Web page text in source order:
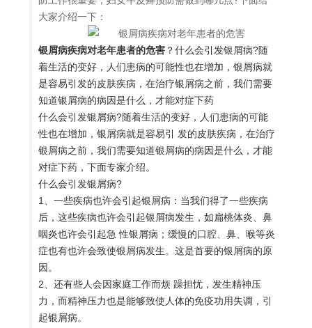
大家介绍一下：
银屑病疾病对老年患者的危害 ？什么会引发银屑病?随
着生活的变好，人们患病的可能性也在增加，银屑病就
是容易引发的皮肤疾病，在治疗银屑病之前，我们需要
知道银屑病的病因是什么，才能对症下药
什么会引发银屑病?随着生活的变好，人们患病的可能
性也在增加，银屑病就是容易引 发的皮肤疾病，在治疗
银屑病之前，我们需要知道银屑病的病因是什么，才能
对症下药，下面专家介绍。
什么会引发银屑病?
1、一些疾病也许会引起银屑病：当我们得了一些疾病
后，这些疾病也许会引起银屑病发生，如扁桃体炎、鼻
咽炎也许会引起急 性银屑病；缓慢的口腔、鼻、喉等炎
症也有也许会致使银屑病发生。这是首要的银屑病的原
因。
2、还有些人会因家庭工作而烦 躁担忧，发生精神压
力，而精神压力也是能够致使人体的免疫功用失调，引
起银屑病。